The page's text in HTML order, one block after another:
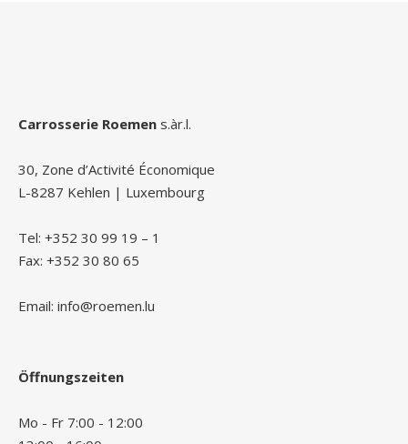
Carrosserie Roemen s.àr.l.
30, Zone d’Activité Économique
L-8287 Kehlen | Luxembourg
Tel: +352 30 99 19 – 1
Fax: +352 30 80 65
Email: info@roemen.lu
Öffnungszeiten
Mo - Fr 7:00 - 12:00